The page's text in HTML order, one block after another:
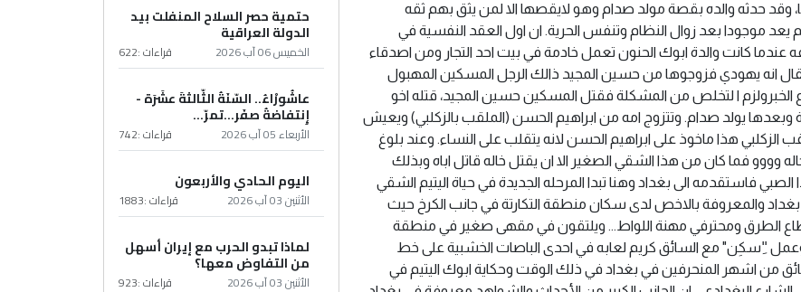
وقد حدثه والده بقصة مولد صدام وهو لايقصها الا لمن يثق بهم ثقه
موجودا بعد زوال النظام وتنفس الحرية. ان اول العقد النفسية في
كانت والدة ابوك الحنون تعمل خادمة في بيت احد التجار ومن اصدقاء
انه يهودي فزوجوها من حسين المجيد ذالك الرجل المسكين المهبول
الخبرولزم ا لتخلص من المشكلة فقتل المسكين حسين المجيد، قتله اخو
وبعدها يولد صدام. وتتزوج امه من ابراهيم الحسن (الملقب بالزكلبي) ويعيش
الزكلبي هذا ماخوذ على ابراهيم الحسن لانه يتقلب على النساء. وعند بلوغ
خاله وووو فما كان من هذا الشقي الصغير الا ان يقتل خاله قاتل اباه وبذلك
فاستقدمه الى بغداد وهنا تبدا المرحله الجديدة في حياة اليتيم الشقي
والمعروفة بالاخص لدى سكان منطقة التكارتة في جانب الكرخ حيث
الطرق ومحترفي مهنة اللواط... ويلتقون في مقهى صغير في منطقة
"ِسكِن" مع السائق كريم لعابه في احدى الباصات الخشبية على خط
من اشهر المنحرفين في بغداد في ذلك الوقت وحكاية ابوك اليتيم في
حتمية حصر السلاح المنفلت بيد
الدولة العراقية
الخميس 06 آب 2026 قراءات :622
عاشُورْاءُ.. السّنَةُ الثّالثةَ عشَرَة -
إِنتفاضةُ صفَر…تمرّ...
الأربعاء 05 آب 2026 قراءات :742
اليوم الحادي والأربعون
الأثنين 03 آب 2026 قراءات :1883
لماذا تبدو الحرب مع إيران أسهل
من التفاوض معها؟
الأثنين 03 آب 2026 قراءات :923